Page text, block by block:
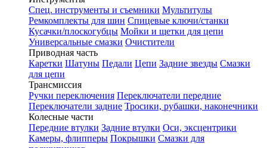
Спец. инструменты и съемники Мультитулы
Ремкомплекты для шин Спицевые ключи/станки
Кусачки/плоскогубцы Мойки и щетки для цепи
Универсальные смазки Очистители
Приводная часть
Каретки Шатуны Педали Цепи Задние звезды Смазки
для цепи
Трансмиссия
Ручки переключения Переключатели передние
Переключатели задние Тросики, рубашки, наконечники
Колесные части
Передние втулки Задние втулки Оси, эксцентрики
Камеры, флипперы Покрышки Смазки для